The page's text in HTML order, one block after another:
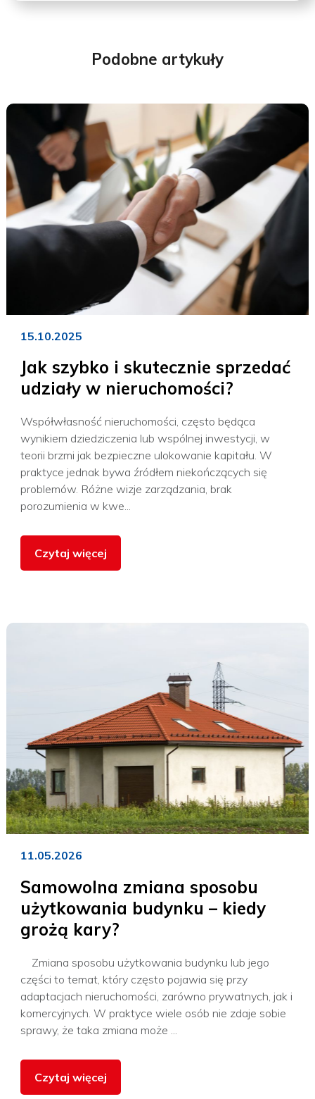
Podobne artykuły
15.10.2025
Jak szybko i skutecznie sprzedać
udziały w nieruchomości?
Współwłasność nieruchomości, często będąca
wynikiem dziedziczenia lub wspólnej inwestycji, w
teorii brzmi jak bezpieczne ulokowanie kapitału. W
praktyce jednak bywa źródłem niekończących się
problemów. Różne wizje zarządzania, brak
porozumienia w kwe...
Czytaj więcej
11.05.2026
Samowolna zmiana sposobu
użytkowania budynku – kiedy
grożą kary?
Zmiana sposobu użytkowania budynku lub jego
części to temat, który często pojawia się przy
adaptacjach nieruchomości, zarówno prywatnych, jak i
komercyjnych. W praktyce wiele osób nie zdaje sobie
sprawy, że taka zmiana może ...
Czytaj więcej